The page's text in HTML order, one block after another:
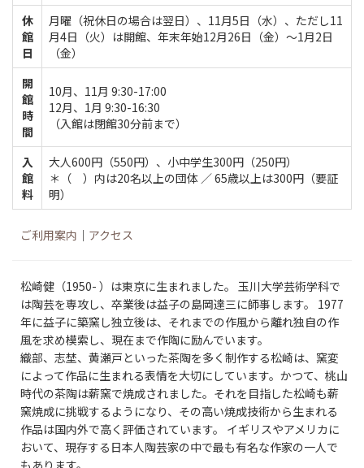
休
館
日
月曜（祝休日の場合は翌日）、11月5日（水）、ただし11
月4日（火）は開館、年末年始12月26日（金）～1月2日
（金）
開
館
時
間
10月、11月 9:30-17:00
12月、1月 9:30-16:30
（入館は閉館30分前まで）
入
館
料
大人600円（550円）、小中学生300円（250円）
＊（ ）内は20名以上の団体 ／ 65歳以上は300円（要証
明）
ご利用案内 ｜ アクセス
松崎健（1950- ）は東京に生まれました。 玉川大学芸術学科で
は陶芸を専攻し、卒業後は益子の島岡達三に師事します。 1977
年に益子に築窯し独立後は、それまでの作風から離れ独自の作
風を求め模索し、現在まで作陶に励んでいます。
織部、志埜、黄瀬戸といった茶陶を多く制作する松崎は、窯変
によって作品に生まれる表情を大切にしています。かつて、桃山
時代の茶陶は薪窯で焼成されました。それを目指した松崎も薪
窯焼成に挑戦するようになり、その高い焼成技術から生まれる
作品は国内外で高く評価されています。 イギリスやアメリカに
おいて、現存する日本人陶芸家の中で最も有名な作家の一人で